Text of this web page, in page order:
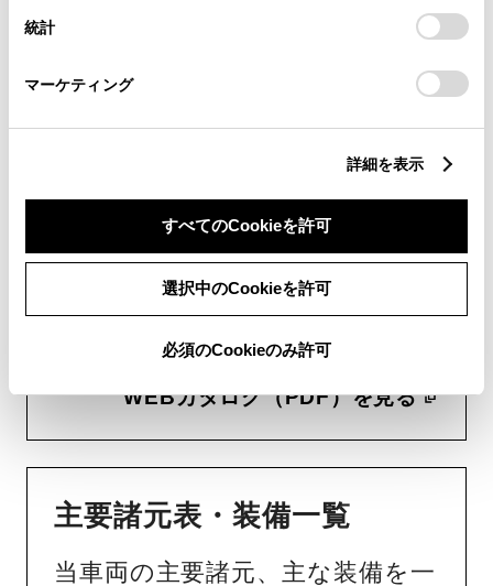
設定の変更、同意を撤回したりするにあたっては、当社の
「Cookie（クッキー）情報の取り扱いについて
」をご覧くだ
統計
マーケティング
詳細を表示
すべてのCookieを許可
選択中のCookieを許可
必須のCookieのみ許可
WEBカタログ・スペ
WEBカタログ
当車両のWEBカタログ（PDF）
をご覧いただけます。
WEBカタログ（PDF）を見る
主要諸元表・装備一覧
当車両の主要諸元、主な装備を一